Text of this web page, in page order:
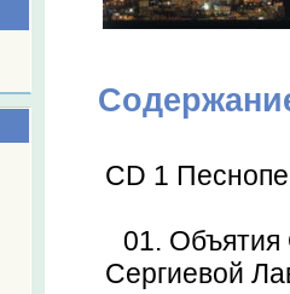
CD 1
01. Объятия
Сергиевой